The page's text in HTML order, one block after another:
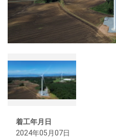
着工年月日
2024年05月07日